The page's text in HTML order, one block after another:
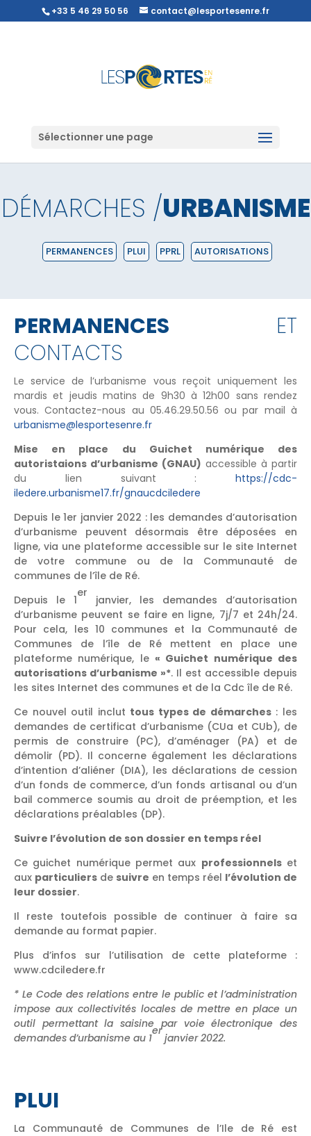
+33 5 46 29 50 56 contact@lesportesenre.fr
Sélectionner une page
DÉMARCHES /URBANISME
PERMANENCES PLUI PPRL AUTORISATIONS
PERMANENCES ET
CONTACTS
Le service de l’urbanisme vous reçoit uniquement les
mardis et jeudis matins de 9h30 à 12h00 sans rendez
vous. Contactez-nous au 05.46.29.50.56 ou par mail à
urbanisme@lesportesenre.fr
Mise en place du Guichet numérique des
autoristaions d’urbanisme (GNAU) accessible à partir
du lien suivant : https://cdc-
iledere.urbanisme17.fr/gnaucdciledere
Depuis le 1er janvier 2022 : les demandes d’autorisation
d’urbanisme peuvent désormais être déposées en
ligne, via une plateforme accessible sur le site Internet
de votre commune ou de la Communauté de
communes de l’île de Ré.
Depuis le 1
er
janvier, les demandes d’autorisation
d’urbanisme peuvent se faire en ligne, 7j/7 et 24h/24.
Pour cela, les 10 communes et la Communauté de
Communes de l’île de Ré mettent en place une
plateforme numérique, le « Guichet numérique des
autorisations d’urbanisme »*. Il est accessible depuis
les sites Internet des communes et de la Cdc île de Ré.
Ce nouvel outil inclut tous types de démarches: les
demandes de certificat d’urbanisme (CUa et CUb), de
permis de construire (PC), d’aménager (PA) et de
démolir (PD). Il concerne également les déclarations
d’intention d’aliéner (DIA), les déclarations de cession
d’un fonds de commerce, d’un fonds artisanal ou d’un
bail commerce soumis au droit de préemption, et les
déclarations préalables (DP).
Suivre l’évolution de son dossier en temps réel
Ce guichet numérique permet aux professionnelset
aux particuliers de suivre en temps réel l’évolution de
leur dossier.
Il reste toutefois possible de continuer à faire sa
demande au format papier.
Plus d’infos sur l’utilisation de cette plateforme :
www.cdciledere.fr
* Le Code des relations entre le public et l’administration
impose aux collectivités locales de mettre en place un
outil permettant la saisine par voie électronique des
demandes d’urbanisme au 1
er
janvier 2022.
PLUI
La Communauté de Communes de l’Ile de Ré est